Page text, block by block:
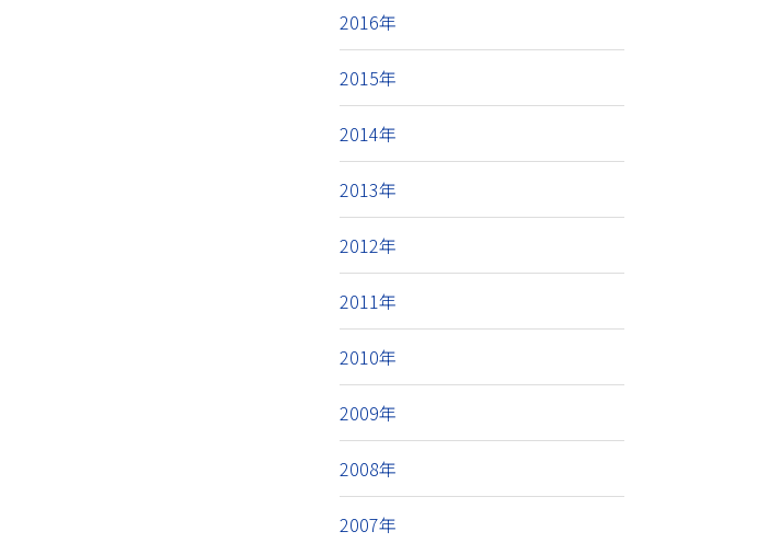
2016年
2015年
2014年
2013年
2012年
2011年
2010年
2009年
2008年
2007年